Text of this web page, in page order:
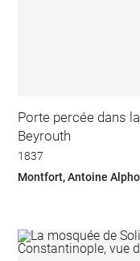
Porte percée dans
Beyrouth
1837
Montfort, Antoine